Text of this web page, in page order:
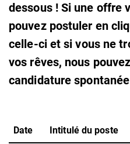
dessous ! Si une offre
pouvez postuler en
celle-ci et si vous ne
vos rêves, nous
candidature
Date Intitulé du poste